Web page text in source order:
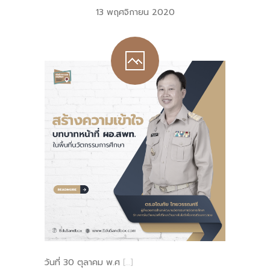
13 พฤศจิกายน 2020
วันที่ 30 ตุลาคม พ.ศ […]